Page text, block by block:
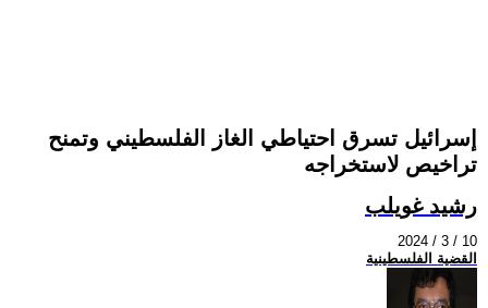
إسرائيل تسرق احتياطي الغاز الفلسطيني وتمنح
تراخيص لاستخراجه
رشيد غويلب
2024 / 3 / 10
القضية الفلسطينية